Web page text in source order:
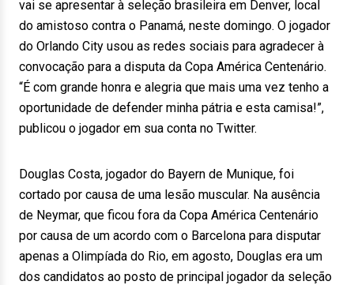
vai se apresentar à seleção brasileira em Denver, local
do amistoso contra o Panamá, neste domingo. O jogador
do Orlando City usou as redes sociais para agradecer à
convocação para a disputa da Copa América Centenário.
“É com grande honra e alegria que mais uma vez tenho a
oportunidade de defender minha pátria e esta camisa!”,
publicou o jogador em sua conta no Twitter.
Douglas Costa, jogador do Bayern de Munique, foi
cortado por causa de uma lesão muscular. Na ausência
de Neymar, que ficou fora da Copa América Centenário
por causa de um acordo com o Barcelona para disputar
apenas a Olimpíada do Rio, em agosto, Douglas era um
dos candidatos ao posto de principal jogador da seleção